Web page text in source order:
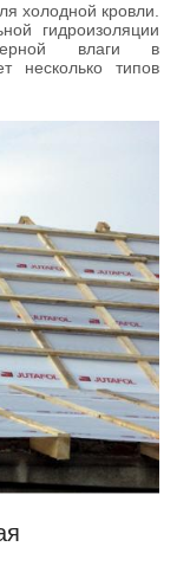
холодной кровли.
гидроизоляции
влаги в
несколько типов